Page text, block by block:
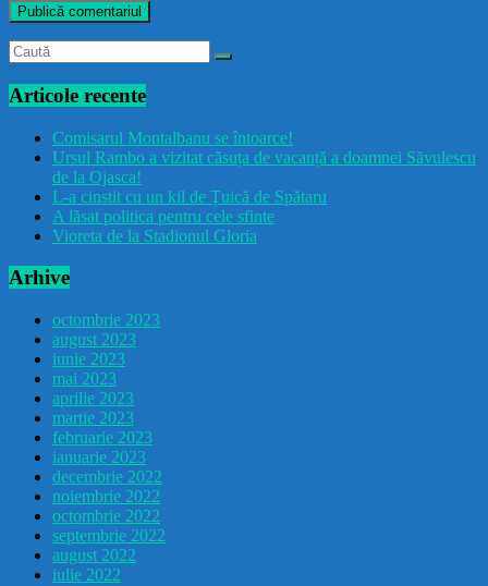
Articole recente
Comisarul Montalbanu se întoarce!
Ursul Rambo a vizitat căsuța de vacanță a doamnei Săvulescu
de la Ojasca!
L-a cinstit cu un kil de Țuică de Spătaru
A lăsat politica pentru cele sfinte
Vioreta de la Stadionul Gloria
Arhive
octombrie 2023
august 2023
iunie 2023
mai 2023
aprilie 2023
martie 2023
februarie 2023
ianuarie 2023
decembrie 2022
noiembrie 2022
octombrie 2022
septembrie 2022
august 2022
iulie 2022